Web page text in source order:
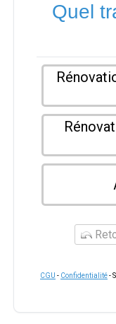
Quel
CGU - Confidentialité-